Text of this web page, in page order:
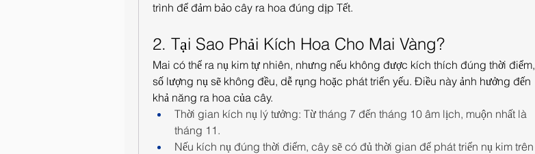
trình để đảm bảo cây ra hoa đúng dịp Tết.
2. Tại Sao Phải Kích Hoa Cho Mai Vàng?
Mai có thể ra nụ kim tự nhiên, nhưng nếu không được kích thích đúng thời điểm,
số lượng nụ sẽ không đều, dễ rụng hoặc phát triển yếu. Điều này ảnh hưởng đến
khả năng ra hoa của cây.
Thời gian kích nụ lý tưởng: Từ tháng 7 đến tháng 10 âm lịch, muộn nhất là
tháng 11.
Nếu kích nụ đúng thời điểm, cây sẽ có đủ thời gian để phát triển nụ kim trên